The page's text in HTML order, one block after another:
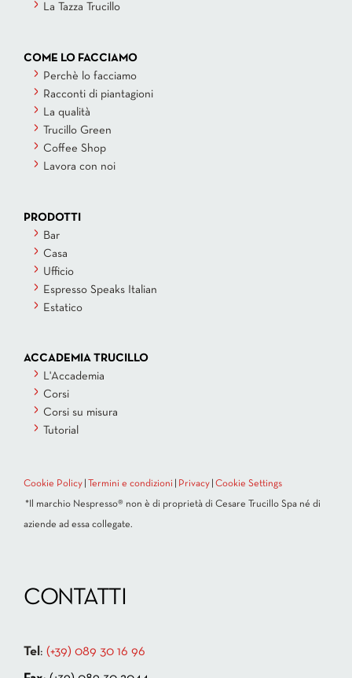
La Tazza Trucillo
COME LO FACCIAMO
Perchè lo facciamo
Racconti di piantagioni
La qualità
Trucillo Green
Coffee Shop
Lavora con noi
PRODOTTI
Bar
Casa
Ufficio
Espresso Speaks Italian
Estatico
ACCADEMIA TRUCILLO
L'Accademia
Corsi
Corsi su misura
Tutorial
Cookie Policy Termini e condizioni Privacy Cookie Settings
*Il marchio Nespresso® non è di proprietà di Cesare Trucillo Spa né di
aziende ad essa collegate.
CONTATTI
Tel : (+39) 089 30 16 96